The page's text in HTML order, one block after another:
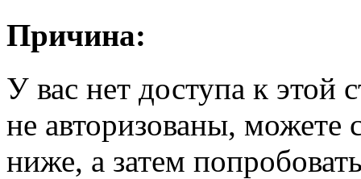
Причина:
У вас нет доступа к
не авторизованы, можете
ниже, а затем